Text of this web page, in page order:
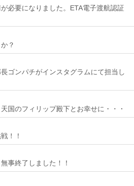
必要になりました。ETA電子渡航認証
？
ゴンパチがインスタグラムにて担当し
国のフィリップ殿下とお幸せに・・・
！！
事終了しました！！